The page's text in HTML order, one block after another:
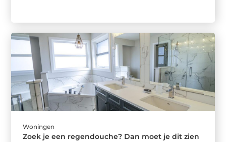
Woningen
Zoek je een regendouche? Dan moet je dit zien